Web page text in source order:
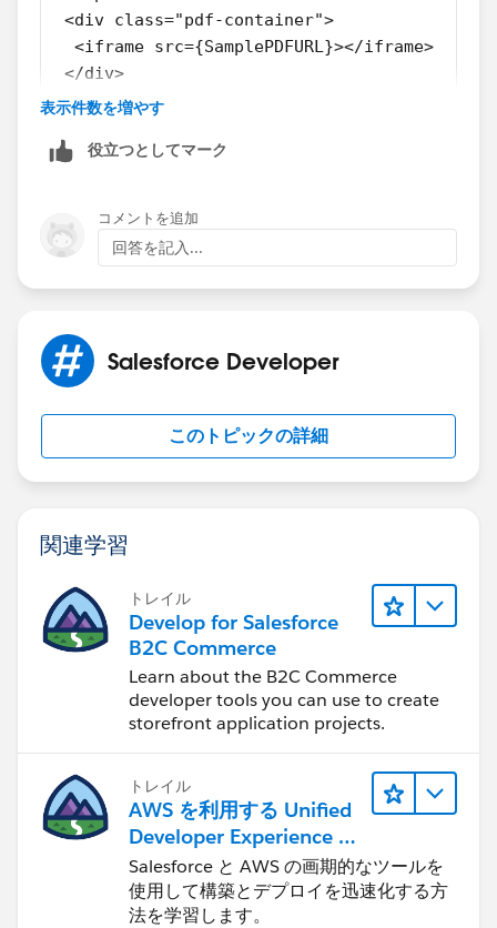
<div class="pdf-container">
  <iframe src={SamplePDFURL}></iframe>
</div>
</template>
.pdf-container {
  width: 100%;
}
iframe {
  height: 100%;
}
</style>
import { LightningElement } from 'lwc';
import FCSSManagerHelp from '@salesforce/
export default class fcssManagerHelp
表示件数を増やす
役立つとしてマーク
コメントを追加
回答を記入...
Salesforce Developer
このトピックの詳細
関連学習
トレイル
Develop for Salesforce
B2C Commerce
Learn about the B2C Commerce
developer tools you can use to create
storefront application projects.
トレイル
AWS を利用する Unified
Developer Experience に
ついて学ぶ
Salesforce と AWS の画期的なツールを
使用して構築とデプロイを迅速化する方
法を学習します。